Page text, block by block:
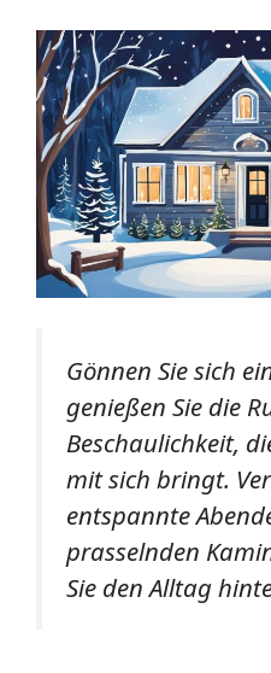
Gönnen Sie sich
genießen Sie die
Beschaulichkeit,
mit sich bringt.
entspannte
prasselnden
Sie den Alltag